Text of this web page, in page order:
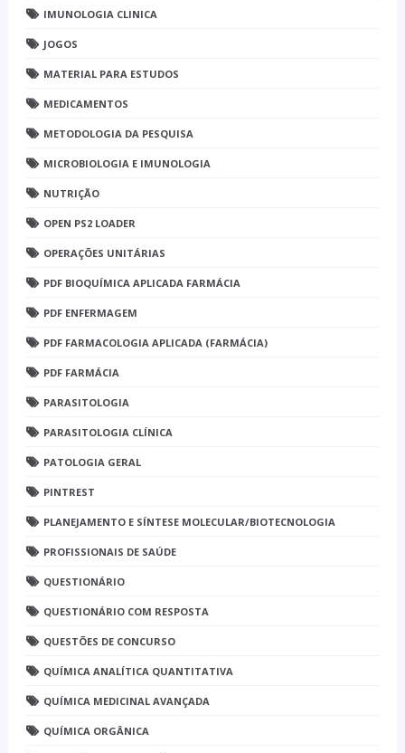
IMUNOLOGIA CLINICA
JOGOS
MATERIAL PARA ESTUDOS
MEDICAMENTOS
METODOLOGIA DA PESQUISA
MICROBIOLOGIA E IMUNOLOGIA
NUTRIÇÃO
OPEN PS2 LOADER
OPERAÇÕES UNITÁRIAS
PDF BIOQUÍMICA APLICADA FARMÁCIA
PDF ENFERMAGEM
PDF FARMACOLOGIA APLICADA (FARMÁCIA)
PDF FARMÁCIA
PARASITOLOGIA
PARASITOLOGIA CLÍNICA
PATOLOGIA GERAL
PINTREST
PLANEJAMENTO E SÍNTESE MOLECULAR/BIOTECNOLOGIA
PROFISSIONAIS DE SAÚDE
QUESTIONÁRIO
QUESTIONÁRIO COM RESPOSTA
QUESTÕES DE CONCURSO
QUÍMICA ANALÍTICA QUANTITATIVA
QUÍMICA MEDICINAL AVANÇADA
QUÍMICA ORGÂNICA